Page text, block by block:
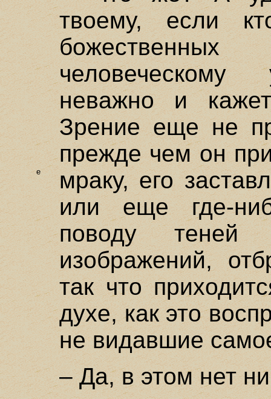
твоему, если
человеческому
неважно и
Зрение еще не
прежде чем он
мраку,
e
его
или еще где-
поводу теней
изображений,
так что
духе, как это
не видавшие
– Да, в этом нет